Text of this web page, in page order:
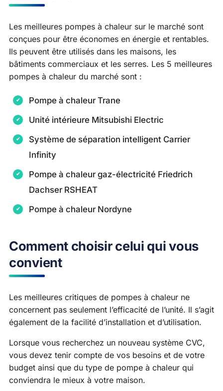
Les meilleures pompes à chaleur sur le marché sont
conçues pour être économes en énergie et rentables.
Ils peuvent être utilisés dans les maisons, les
bâtiments commerciaux et les serres. Les 5 meilleures
pompes à chaleur du marché sont :
Pompe à chaleur Trane
Unité intérieure Mitsubishi Electric
Système de séparation intelligent Carrier
Infinity
Pompe à chaleur gaz-électricité Friedrich
Dachser RSHEAT
Pompe à chaleur Nordyne
Comment choisir celui qui vous
convient
Les meilleures critiques de pompes à chaleur ne
concernent pas seulement l’efficacité de l’unité. Il s’agit
également de la facilité d’installation et d’utilisation.
Lorsque vous recherchez un nouveau système CVC,
vous devez tenir compte de vos besoins et de votre
budget ainsi que du type de pompe à chaleur qui
conviendra le mieux à votre maison.